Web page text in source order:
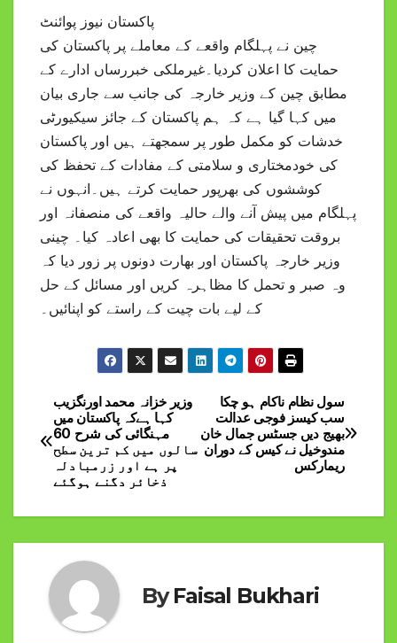
پاکستان نیوز پوائنٹ
چین نے پہلگام واقعے کے معاملے پر پاکستان کی
حمایت کا اعلان کردیا۔غیرملکی خبررساں ادارے کے
مطابق چین کے وزیر خارجہ کی جانب سے جاری بیان
میں کہا گیا ہے کہ ہم پاکستان کے جائز سیکیورٹی
خدشات کو مکمل طور پر سمجھتے ہیں اور پاکستان
کی خودمختاری و سلامتی کے مفادات کے تحفظ کی
کوششوں کی بھرپور حمایت کرتے ہیں۔انہوں نے
پہلگام میں پیش آنے والے حالیہ واقعے کی منصفانہ اور
بروقت تحقیقات کی حمایت کا بھی اعادہ کیا۔ چینی
وزیر خارجہ پاکستان اور بھارت دونوں پر زور دیا کہ
وہ صبر و تحمل کا مظاہرہ کریں اور مسائل کے حل
کے لیے بات چیت کے راستے کو اپنائیں۔
Post
navigation
سول نظام ناکام ہو چکا
سب کیسز فوجی عدالت
بھیج دیں جسٹس جمال خان
مندوخیل نے کیس کے دوران
ریمارکس
وزیر خزانہ محمد اورنگزیب
کہا ہےکہ پاکستان میں
مہنگائی کی شرح 60
سالوں میں کم ترین سطح
پر ہے اور زرمبادلہ
ذخائر دگنے ہوگئے
ByFaisal Bukhari